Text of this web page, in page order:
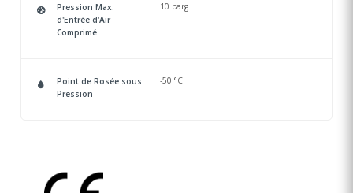
Pression Max.
d'Entrée d'Air
Comprimé
10 barg
Point de Rosée sous
Pression
-50 °C